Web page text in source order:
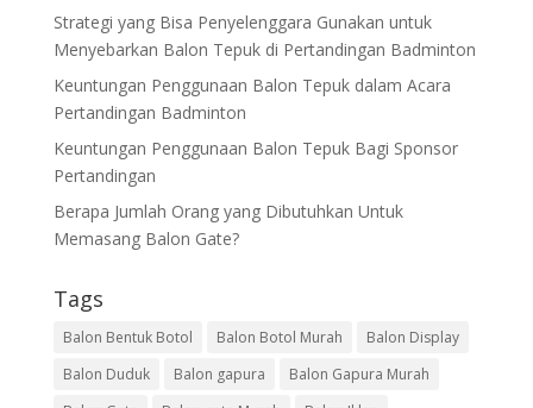
Strategi yang Bisa Penyelenggara Gunakan untuk
Menyebarkan Balon Tepuk di Pertandingan Badminton
Keuntungan Penggunaan Balon Tepuk dalam Acara
Pertandingan Badminton
Keuntungan Penggunaan Balon Tepuk Bagi Sponsor
Pertandingan
Berapa Jumlah Orang yang Dibutuhkan Untuk
Memasang Balon Gate?
Tags
Balon Bentuk Botol Balon Botol Murah
Balon Display
Balon Duduk
Balon gapura
Balon Gapura Murah